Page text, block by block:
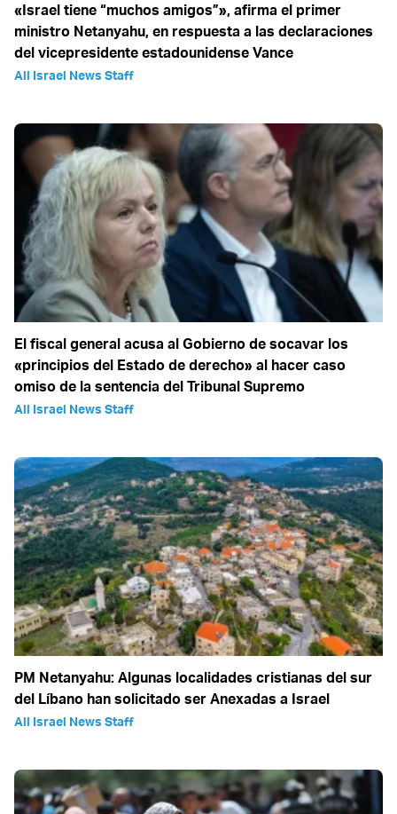
«Israel tiene “muchos amigos”», afirma el primer
ministro Netanyahu, en respuesta a las declaraciones
del vicepresidente estadounidense Vance
All Israel News Staff
El fiscal general acusa al Gobierno de socavar los
«principios del Estado de derecho» al hacer caso
omiso de la sentencia del Tribunal Supremo
All Israel News Staff
PM Netanyahu: Algunas localidades cristianas del sur
del Líbano han solicitado ser Anexadas a Israel
All Israel News Staff